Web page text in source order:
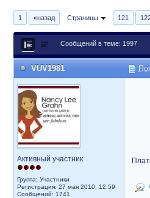
1 «назад Страницы 121
Сообщений в теме: 1997
VUV1981
Активный участник
Группа: Участники
Регистрация: 27 мая 2010, 12:59
Сообщений: 1741